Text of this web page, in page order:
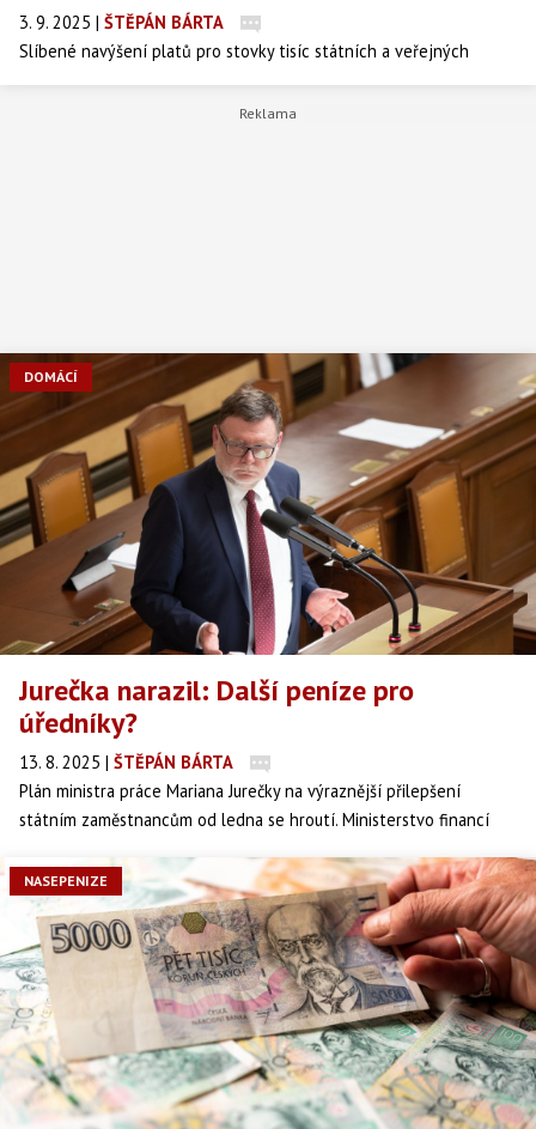
3. 9. 2025 | ŠTĚPÁN BÁRTA
Slíbené navýšení platů pro stovky tisíc státních a veřejných
zaměstnanců se rychle rozplývá. Vidina vyšších výdělků od ledna
mizí v propadlišti státní kasy – ministr financí Zbyněk Stanjura
DOMÁCÍ
Jurečka narazil: Další peníze pro
úředníky?
13. 8. 2025 | ŠTĚPÁN BÁRTA
Plán ministra práce Mariana Jurečky na výraznější přilepšení
státním zaměstnancům od ledna se hroutí. Ministerstvo financí
rok 2026 na to nejsou peníze. A to navzdory tomu, že reálné platy
ve státní sféře klesly od roku 2019 skoro o pětinu a úřady už
marně soupeří se soukromým sektorem o nové lidi.
NASEPENIZE